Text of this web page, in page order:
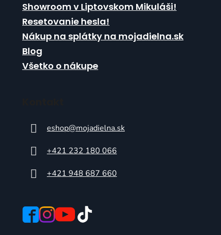
Showroom v Liptovskom Mikuláši!
Resetovanie hesla!
Nákup na splátky na mojadielna.sk
Blog
Všetko o nákupe
eshop@mojadielna.sk
+421 232 180 066
+421 948 687 660